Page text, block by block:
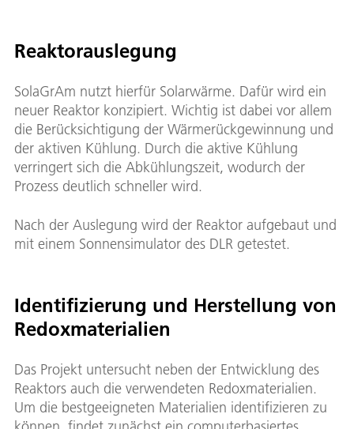
Reaktorauslegung
SolaGrAm nutzt hierfür Solarwärme. Dafür wird ein
neuer Reaktor konzipiert. Wichtig ist dabei vor allem
die Berücksichtigung der Wärmerückgewinnung und
der aktiven Kühlung. Durch die aktive Kühlung
verringert sich die Abkühlungszeit, wodurch der
Prozess deutlich schneller wird.
Nach der Auslegung wird der Reaktor aufgebaut und
mit einem Sonnensimulator des DLR getestet.
Identifizierung und Herstellung von
Redoxmaterialien
Das Projekt untersucht neben der Entwicklung des
Reaktors auch die verwendeten Redoxmaterialien.
Um die bestgeeigneten Materialien identifizieren zu